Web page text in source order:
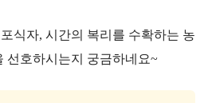
식자, 시간의 복리를 수확하는 농
선호하시는지 궁금하네요~